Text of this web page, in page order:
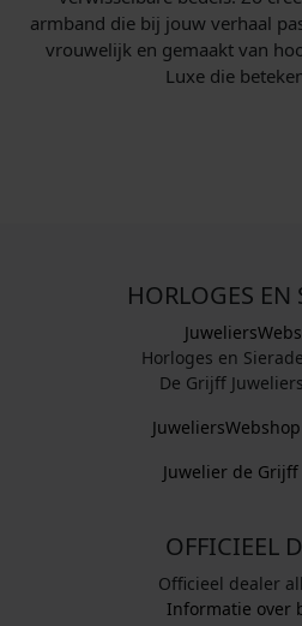
armband die bij jouw verhaal
vrouwelijk en gemaakt van
Luxe die
HORLOGES EN
Horloges en
De Grijff
Juwelier de
OFFICIEEL
Officieel dealer
Informatie over